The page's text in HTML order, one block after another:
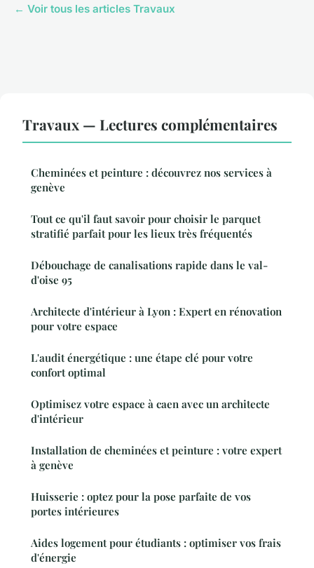
← Voir tous les articles Travaux
Travaux — Lectures complémentaires
Cheminées et peinture : découvrez nos services à
genève
Tout ce qu'il faut savoir pour choisir le parquet
stratifié parfait pour les lieux très fréquentés
Débouchage de canalisations rapide dans le val-
d'oise 95
Architecte d'intérieur à Lyon : Expert en rénovation
pour votre espace
L'audit énergétique : une étape clé pour votre
confort optimal
Optimisez votre espace à caen avec un architecte
d'intérieur
Installation de cheminées et peinture : votre expert
à genève
Huisserie : optez pour la pose parfaite de vos
portes intérieures
Aides logement pour étudiants : optimiser vos frais
d'énergie